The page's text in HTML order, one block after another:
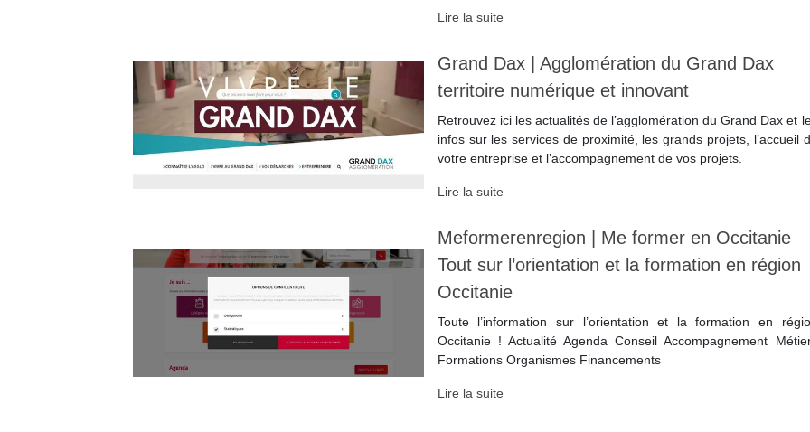
Lire la suite
Grand Dax | Aggloméra­tion du Grand Dax
territoire numérique et innovant
Retrouvez ici les actualités de l’agglomération du Grand Dax et
infos sur les services de proximité, les grands projets, l’accueil
votre entreprise et l’accompagnement de vos projets.
Lire la suite
Meformerenregion | Me former en Occitanie
Tout sur l’orientation et la formation en région
Occitanie
Toute l’information sur l’orientation et la formation en
Occitanie ! Actualité Agenda Conseil Accompagnement
Formations Organismes Financements
Lire la suite